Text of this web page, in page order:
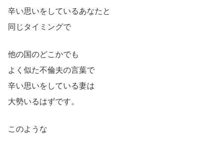
辛い思いをしているあなたと
同じタイミングで
他の国のどこかでも
よく似た不倫夫の言葉で
辛い思いをしている妻は
大勢いるはずです。
このような